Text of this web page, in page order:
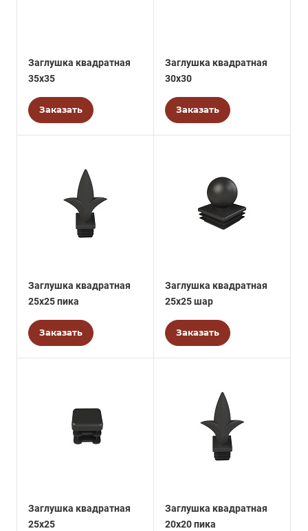
Заглушка квадратная
35х35
Заказать
Заглушка квадратная
30х30
Заказать
Заглушка квадратная
25х25 пика
Заказать
Заглушка квадратная
25х25 шар
Заказать
Заглушка квадратная
25х25
Заглушка квадратная
20х20 пика